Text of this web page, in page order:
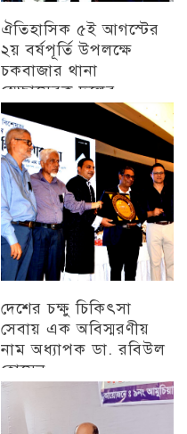
ঐতিহাসিক ৫ই আগস্টের
২য় বর্ষপূর্তি উপলক্ষে
চকবাজার থানা
স্বেচ্ছাসেবক দলের
প্রামাণ্যচিত্র প্রদর্শন ও
বিজয় মিছিল
চট্টগ্রাম
দেশের চক্ষু চিকিৎসা
সেবায় এক অবিস্মরণীয়
নাম অধ্যাপক ডা. রবিউল
হোসেন